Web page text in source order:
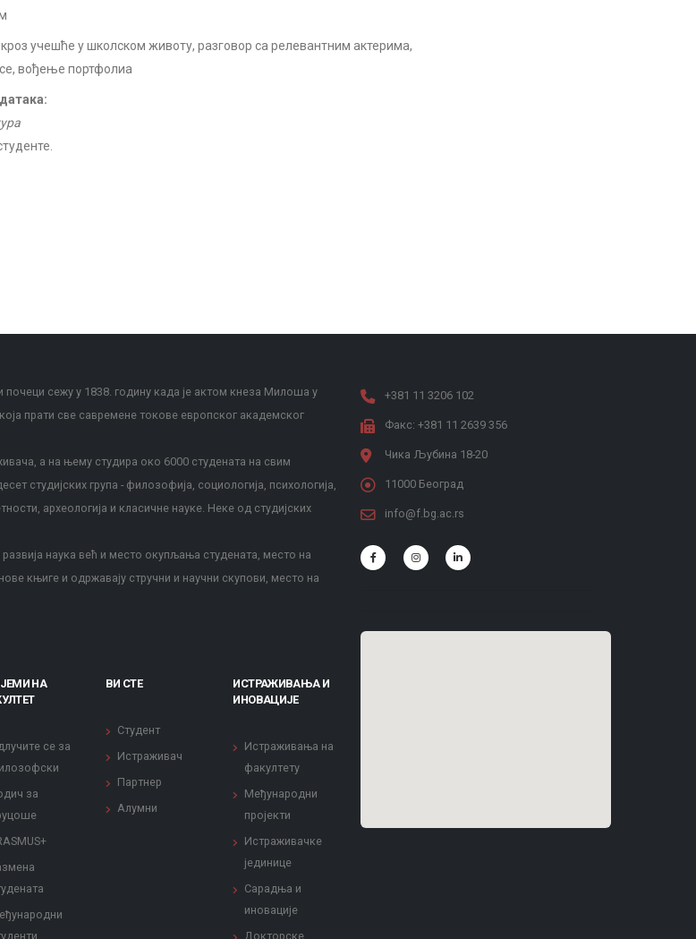
учешће у школском животу, разговор са релевантним актерима,
вођење портфолиа
почеци сежу у 1838. годину када је актом кнеза Милоша у
прати све савремене токове европског академског
а на њему студира око 6000 студената на свим
студијских група - филозофија, социологија, психологија,
археологија и класичне науке. Неке од студијских
наука већ и место окупљања студената, место на
књиге и одржавају стручни и научни скупови, место на
НА
се за
за
ВИ СТЕ
Студент
Истраживач
Партнер
Алумни
ИСТРАЖИВАЊА И
ИНОВАЦИЈЕ
Истраживања на
факултету
Међународни
пројекти
Истраживачке
јединице
Сарадња и
иновације
Докторске
+381 11 3206 102
Факс: +381 11 2639 356
Чика Љубина 18-20
11000 Београд
info@f.bg.ac.rs